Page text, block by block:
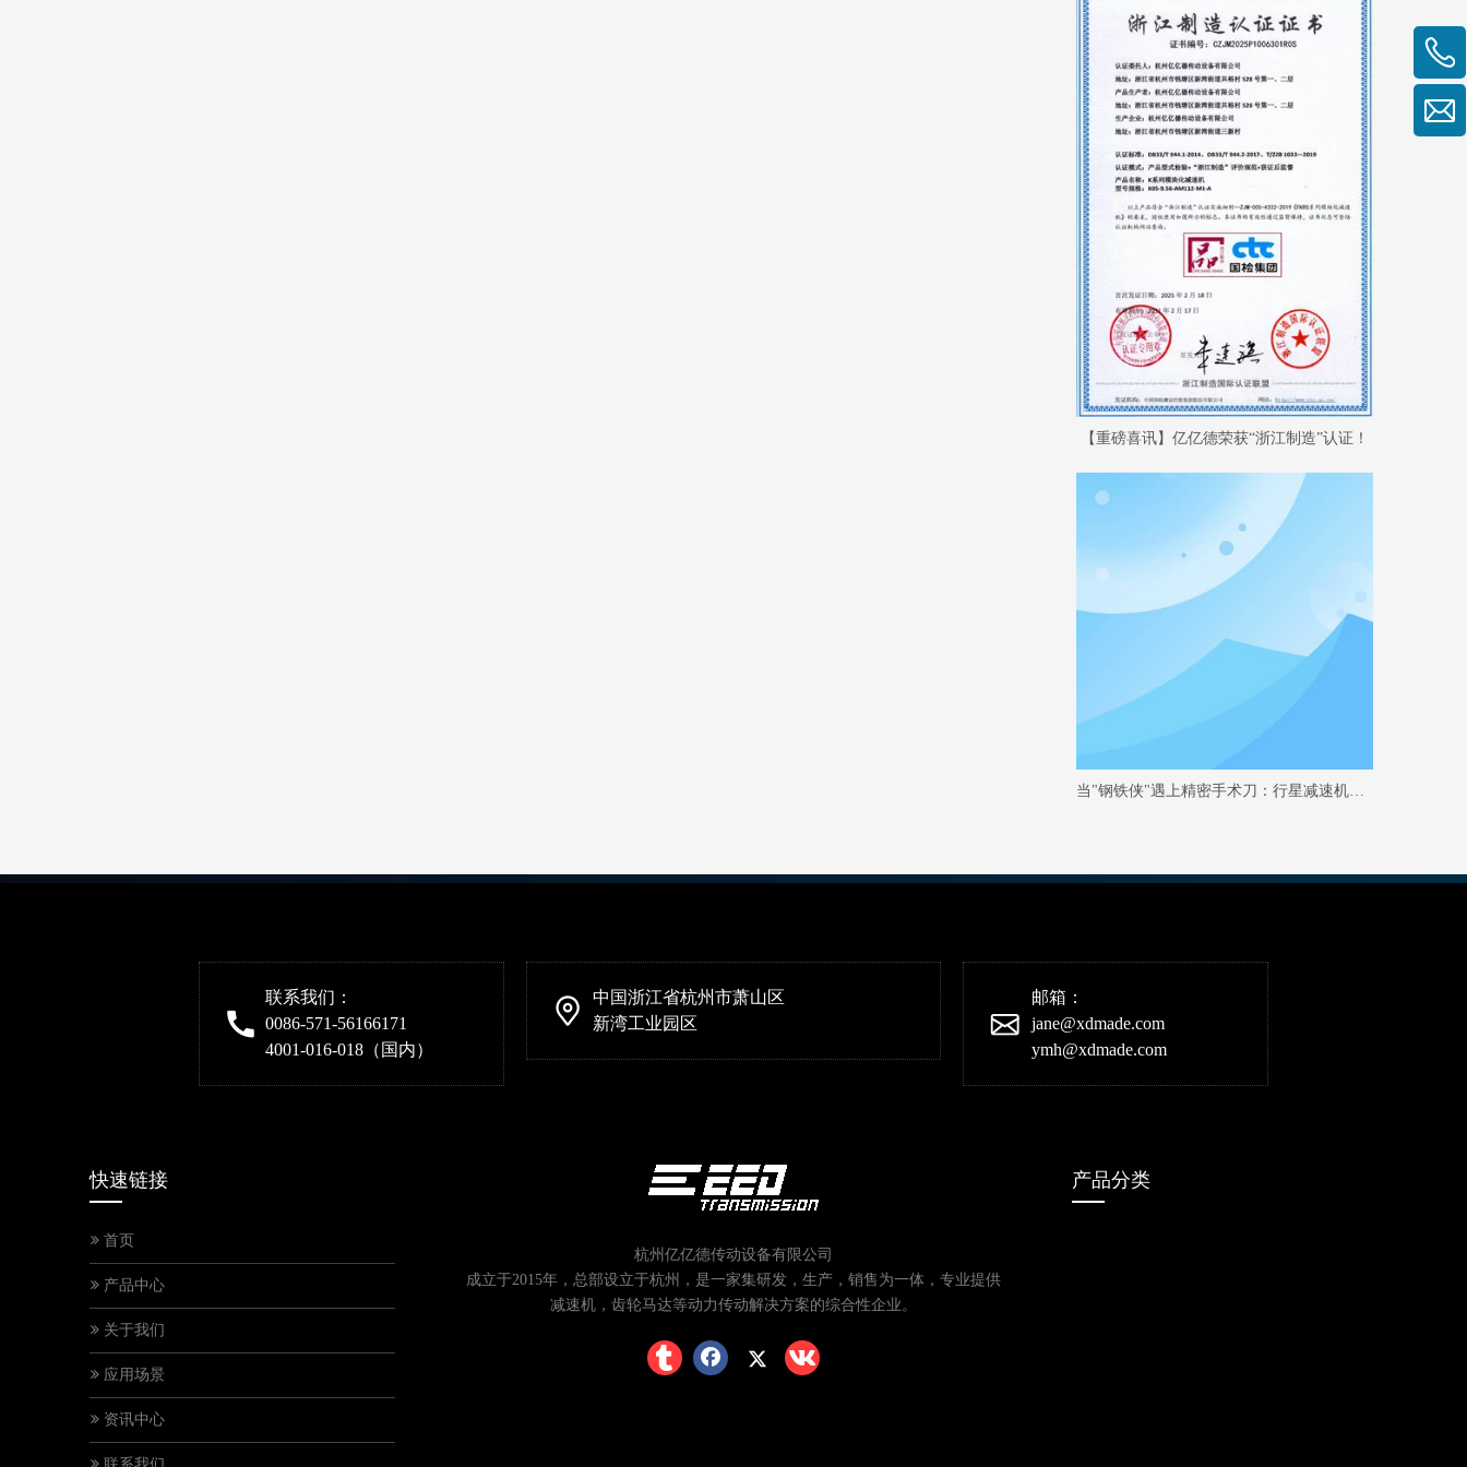
【重磅喜讯】亿亿德荣获“浙江制造”认证！
联系我们：
0086-571-56166171
4001-016-018（国内）
中国浙江省杭州市萧山区
新湾工业园区
邮箱：
jane@xdmade.com
ymh@xdmade.com
快速链接
首页
产品中心
关于我们
应用场景
资讯中心
杭州亿亿德传动设备有限公司
成立于2015年，总部设立于杭州，是一家集研发，生产，销售为一体，专业提供
减速机，齿轮马达等动力传动解决方案的综合性企业。
产品分类